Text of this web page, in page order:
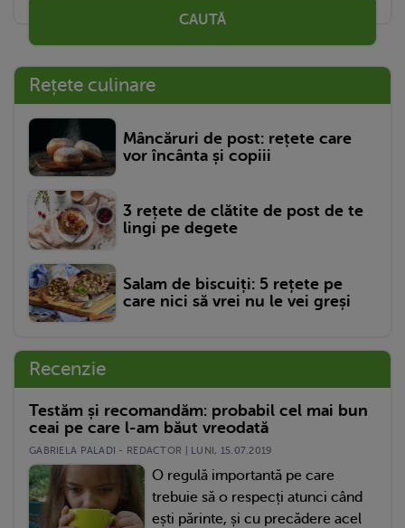
CAUTĂ
Rețete culinare
Mâncăruri de post: rețete care
vor încânta și copiii
3 rețete de clătite de post de te
lingi pe degete
Salam de biscuiți: 5 rețete pe
care nici să vrei nu le vei greși
Recenzie
Testăm și recomandăm: probabil cel mai bun
ceai pe care l-am băut vreodată
GABRIELA PALADI - REDACTOR | LUNI, 15.07.2019
O regulă importantă pe care
trebuie să o respecți atunci când
ești părinte, și cu precădere acel